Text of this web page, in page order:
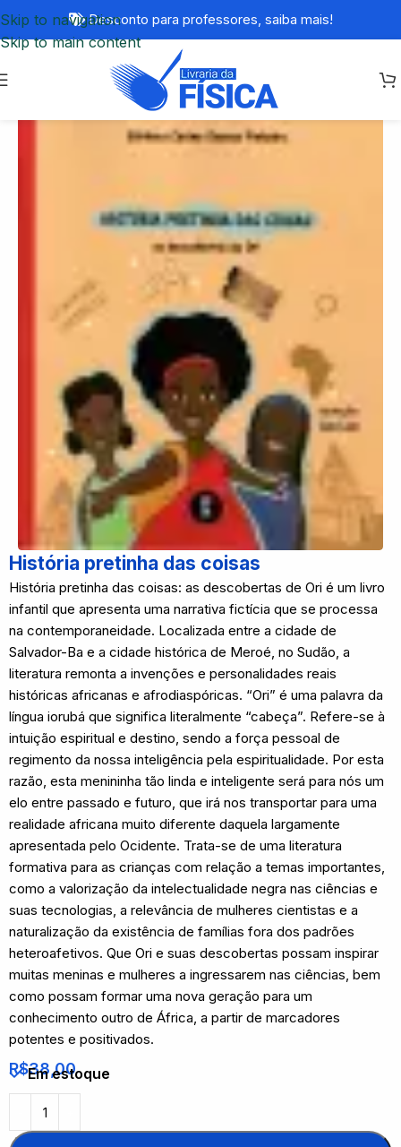
Skip to navigation
Skip to main content
Desconto para professores, saiba mais!
História pretinha das coisas
História pretinha das coisas: as descobertas de Ori é um livro
infantil que apresenta uma narrativa fictícia que se processa
na contemporaneidade. Localizada entre a cidade de
Salvador-Ba e a cidade histórica de Meroé, no Sudão, a
literatura remonta a invenções e personalidades reais
históricas africanas e afrodiaspóricas. “Ori” é uma palavra da
língua iorubá que significa literalmente “cabeça”. Refere-se à
intuição espiritual e destino, sendo a força pessoal de
regimento da nossa inteligência pela espiritualidade. Por esta
razão, esta menininha tão linda e inteligente será para nós um
elo entre passado e futuro, que irá nos transportar para uma
realidade africana muito diferente daquela largamente
apresentada pelo Ocidente. Trata-se de uma literatura
formativa para as crianças com relação a temas importantes,
como a valorização da intelectualidade negra nas ciências e
suas tecnologias, a relevância de mulheres cientistas e a
naturalização da existência de famílias fora dos padrões
heteroafetivos. Que Ori e suas descobertas possam inspirar
muitas meninas e mulheres a ingressarem nas ciências, bem
como possam formar uma nova geração para um
conhecimento outro de África, a partir de marcadores
potentes e positivados.
R$38,00
Em estoque